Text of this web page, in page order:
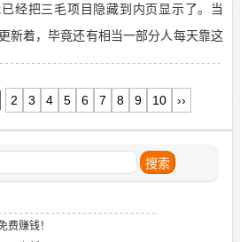
经把三毛项目隐藏到内页显示了。当
新着，毕竟还有相当一部分人每天靠这
，别人推三毛，你也推三毛，为...
2 3 4 5 6 7 8 9 10 ››
费赚钱！